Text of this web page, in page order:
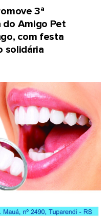
3ª
do Amigo Pet
com festa
solidária